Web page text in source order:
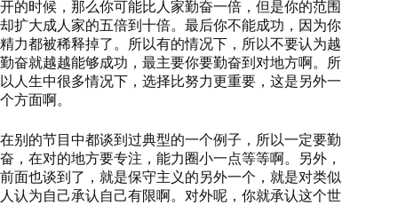
开的时候，那么你可能比人家勤奋一倍，但是你的范围
却扩大成人家的五倍到十倍。最后你不能成功，因为你
精力都被稀释掉了。所以有的情况下，所以不要认为越
勤奋就越越能够成功，最主要你要勤奋到对地方啊。所
以人生中很多情况下，选择比努力更重要，这是另外一
个方面啊。
在别的节目中都谈到过典型的一个例子，所以一定要勤
奋，在对的地方要专注，能力圈小一点等等啊。另外，
前面也谈到了，就是保守主义的另外一个，就是对类似
人认为自己承认自己有限啊。对外呢，你就承认这个世